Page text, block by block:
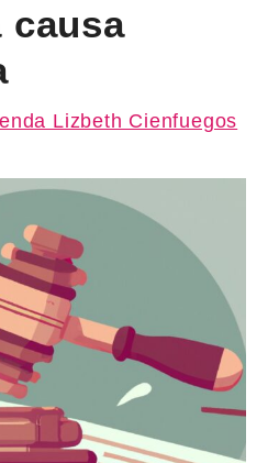
causa
Lizbeth Cienfuegos